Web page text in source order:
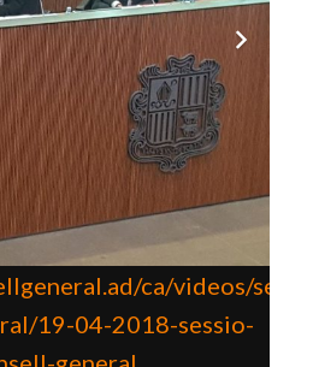
ca/videos/
19-04-2018-sessio-